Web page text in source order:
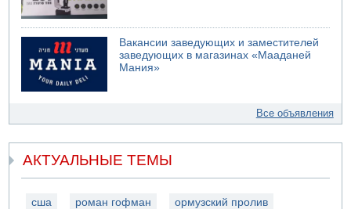
Вакансии заведующих и заместителей
заведующих в магазинах «Мааданей
Мания»
Все объявления
АКТУАЛЬНЫЕ ТЕМЫ
сша роман гофман ормузский пролив